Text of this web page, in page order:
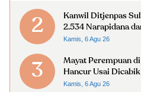
2
Kanwil Ditjenpas
2.534 Narapidana
Kamis, 6 Agu 26
3
Mayat Perempuan
Hancur Usai Dicabik
Kamis, 6 Agu 26